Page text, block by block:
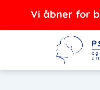
Vi åbner for